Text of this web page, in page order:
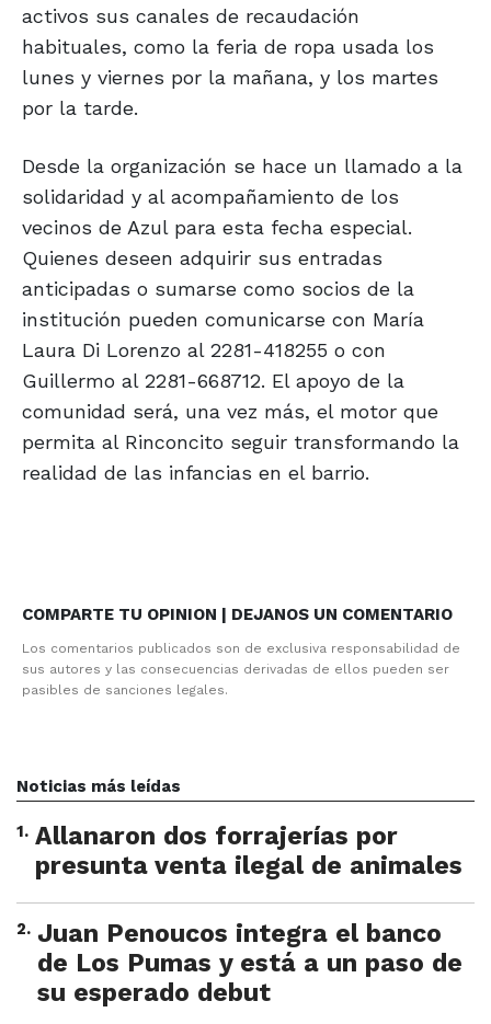
activos sus canales de recaudación
habituales, como la feria de ropa usada los
lunes y viernes por la mañana, y los martes
por la tarde.
Desde la organización se hace un llamado a la
solidaridad y al acompañamiento de los
vecinos de Azul para esta fecha especial.
Quienes deseen adquirir sus entradas
anticipadas o sumarse como socios de la
institución pueden comunicarse con María
Laura Di Lorenzo al 2281-418255 o con
Guillermo al 2281-668712. El apoyo de la
comunidad será, una vez más, el motor que
permita al Rinconcito seguir transformando la
realidad de las infancias en el barrio.
COMPARTE TU OPINION | DEJANOS UN COMENTARIO
Los comentarios publicados son de exclusiva responsabilidad de
sus autores y las consecuencias derivadas de ellos pueden ser
pasibles de sanciones legales.
Noticias más leídas
1. Allanaron dos forrajerías por
presunta venta ilegal de animales
2. Juan Penoucos integra el banco
de Los Pumas y está a un paso de
su esperado debut